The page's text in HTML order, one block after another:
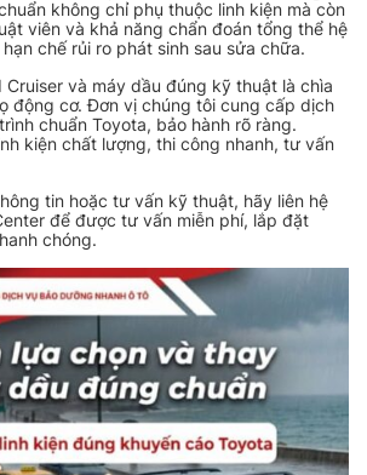
không chỉ phụ thuộc linh kiện mà còn
viên và khả năng chẩn đoán tổng thể hệ
chế rủi ro phát sinh sau sửa chữa.
và máy dầu đúng kỹ thuật là chìa
động cơ. Đơn vị chúng tôi cung cấp dịch
chuẩn Toyota, bảo hành rõ ràng.
kiện chất lượng, thi công nhanh, tư vấn
tin hoặc tư vấn kỹ thuật, hãy liên hệ
để được tư vấn miễn phí, lắp đặt
chóng.